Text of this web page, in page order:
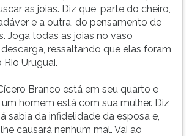
as joias. Diz que, parte do cheiro,
e a outra, do pensamento de
Joga todas as joias no vaso
ressaltando que elas foram
Uruguai.
Branco está em seu quarto e
homem está com sua mulher. Diz
sabia da infidelidade da esposa e,
causará nenhum mal. Vai ao